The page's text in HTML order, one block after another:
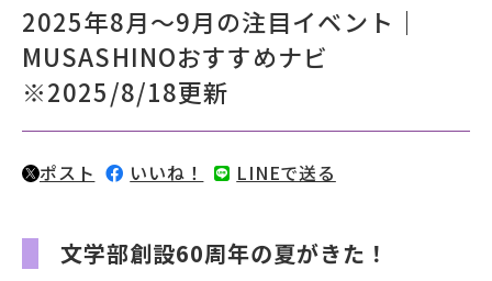
母校について
むらさき会・くれない会について
お知らせ
武蔵野マガジン
創立100周年記念事業
2025年8月～9月の注目イベント｜
MUSASHINOおすすめナビ
※2025/8/18更新
ポスト いいね！ LINEで送る
文学部創設60周年の夏がきた！